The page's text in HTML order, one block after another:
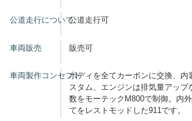
公道走行について公道走行可
車両販売 販売可
車両製作コンセプトボディを全てカーボンに交換、内
スタム、エンジンは排気量アップ
数をモーテックM800で制御。内
てをレストモッドした911です。